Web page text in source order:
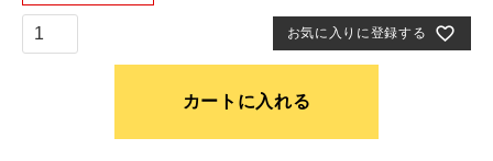
お気に入りに登録する
カートに入れる